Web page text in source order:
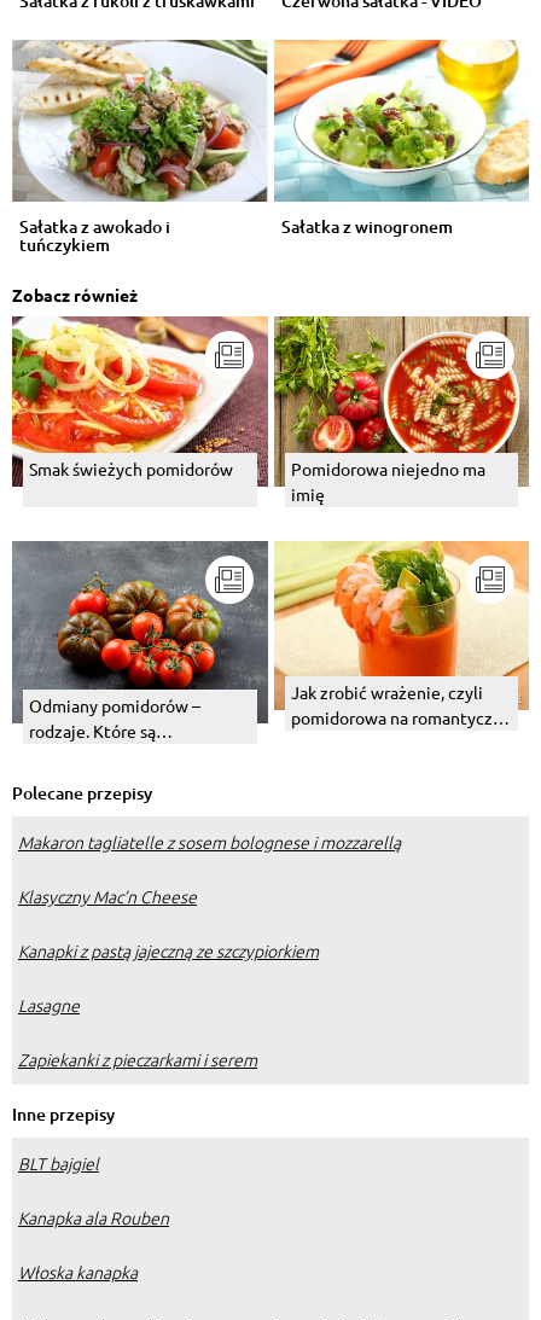
Sałatka z awokado i
tuńczykiem
Sałatka z winogronem
Zobacz również
Smak świeżych pomidorów
Pomidorowa niejedno ma
imię
Odmiany pomidorów –
rodzaje. Które są
Jak zrobić wrażenie, czyli
pomidorowa na romantyczny
Polecane przepisy
Makaron tagliatelle z sosem bolognese i mozzarellą
Klasyczny Mac’n Cheese
Kanapki z pastą jajeczną ze szczypiorkiem
Lasagne
Zapiekanki z pieczarkami i serem
Inne przepisy
BLT bajgiel
Kanapka ala Rouben
Włoska kanapka